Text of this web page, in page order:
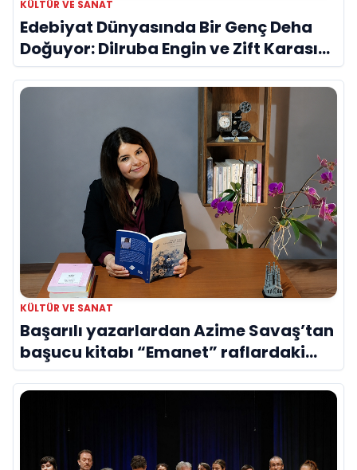
KÜLTÜR VE SANAT
Edebiyat Dünyasında Bir Genç Deha
Doğuyor: Dilruba Engin ve Zift Karası
Evreni ‘AVENOİR’
KÜLTÜR VE SANAT
Başarılı yazarlardan Azime Savaş’tan
başucu kitabı “Emanet” raflardaki
yerini aldı